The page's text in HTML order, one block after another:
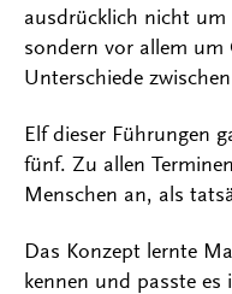
ausdrücklich nicht um
sondern vor allem um
Unterschiede
Elf dieser Führungen
fünf. Zu allen
Menschen an, als
Das Konzept lernte
kennen und passte